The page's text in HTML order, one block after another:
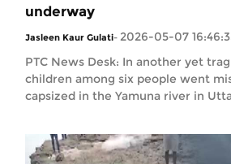
underway
Jasleen Kaur Gulati- 2026-05-07
PTC News Desk: In another yet
children among six people went
capsized in the Yamuna river in